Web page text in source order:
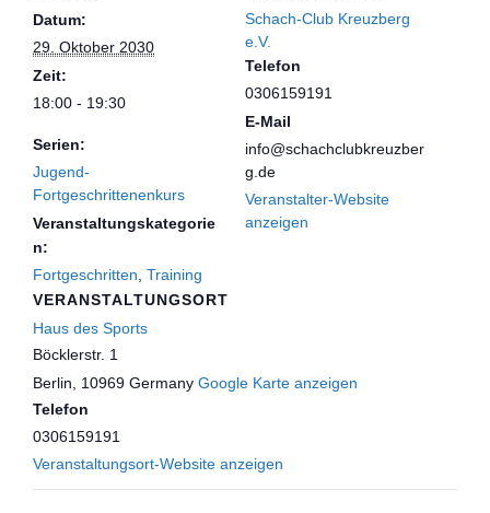
Datum:
29. Oktober 2030
Zeit:
18:00 - 19:30
Serien:
Jugend-
Fortgeschrittenenkurs
Veranstaltungskategorie
n:
Fortgeschritten Training
VERANSTALTUNGSORT
Haus des Sports
Böcklerstr. 1
Berlin
10969 Germany Google Karte anzeigen
Telefon
0306159191
Veranstaltungsort-Website anzeigen
Schach-Club Kreuzberg
e.V.
Telefon
0306159191
E-Mail
info@schachclubkreuzber
g.de
Veranstalter-Website
anzeigen